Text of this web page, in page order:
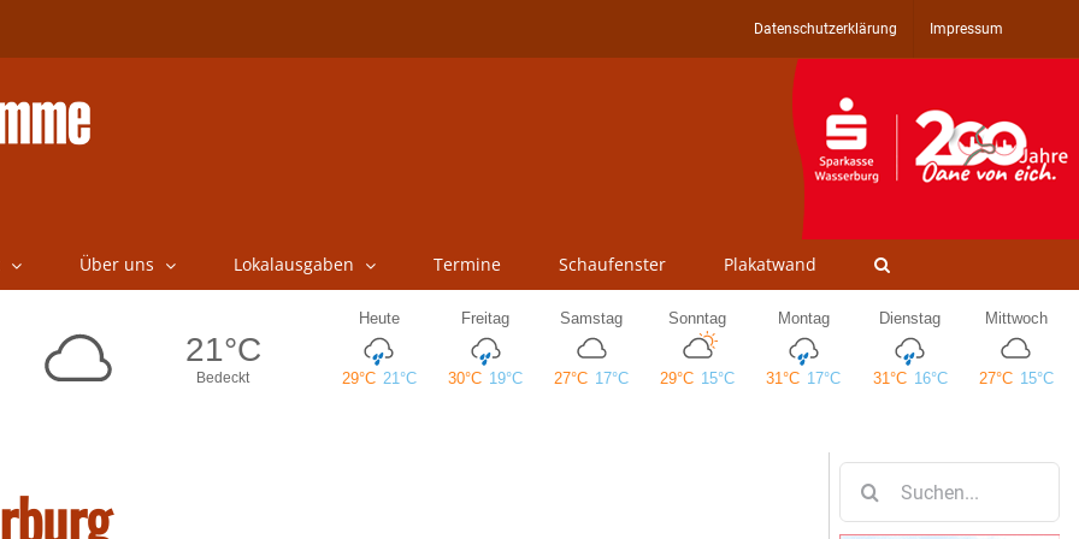
Datenschutzerklärung Impressum
Über uns Lokalausgaben Termine Schaufenster Plakatwand
nach: